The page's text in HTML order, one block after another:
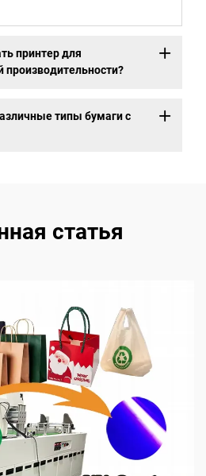
принтер для
производительности?
типы бумаги с
статья